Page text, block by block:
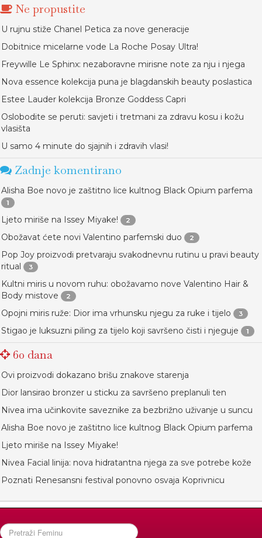
Ne propustite
U rujnu stiže Chanel Petica za nove generacije
Dobitnice micelarne vode La Roche Posay Ultra!
Freywille Le Sphinx: nezaboravne mirisne note za nju i njega
Nova essence kolekcija puna je blagdanskih beauty poslastica
Estee Lauder kolekcija Bronze Goddess Capri
Oslobodite se peruti: savjeti i tretmani za zdravu kosu i kožu
vlasišta
U samo 4 minute do sjajnih i zdravih vlasi!
Zadnje komentirano
Alisha Boe novo je zaštitno lice kultnog Black Opium parfema
1
Ljeto miriše na Issey Miyake! 2
Obožavat ćete novi Valentino parfemski duo 2
Pop Joy proizvodi pretvaraju svakodnevnu rutinu u pravi beauty
ritual
3
Kultni miris u novom ruhu: obožavamo nove Valentino Hair &
Body mistove
2
Opojni miris ruže: Dior ima vrhunsku njegu za ruke i tijelo 3
Stigao je luksuzni piling za tijelo koji savršeno čisti i njeguje 1
60 dana
Ovi proizvodi dokazano brišu znakove starenja
Dior lansirao bronzer u sticku za savršeno preplanuli ten
Nivea ima učinkovite saveznike za bezbrižno uživanje u suncu
Alisha Boe novo je zaštitno lice kultnog Black Opium parfema
Ljeto miriše na Issey Miyake!
Nivea Facial linija: nova hidratantna njega za sve potrebe kože
Poznati Renesansni festival ponovno osvaja Koprivnicu